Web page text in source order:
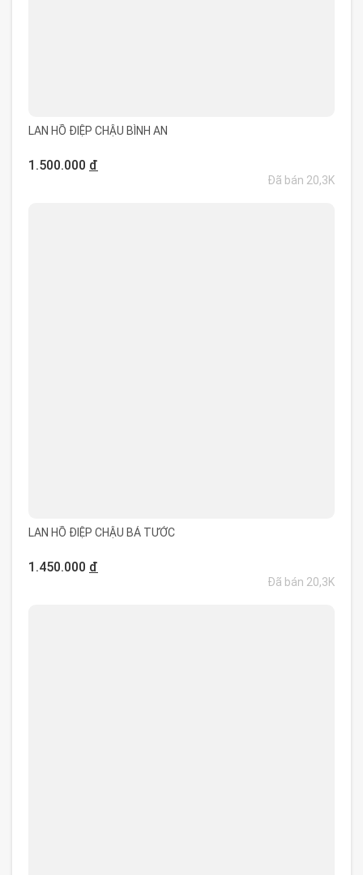
LAN HỒ ĐIỆP CHẬU BÌNH AN
1.500.000 đ
Đã bán 20,3K
LAN HỒ ĐIỆP CHẬU BÁ TƯỚC
1.450.000 đ
Đã bán 20,3K